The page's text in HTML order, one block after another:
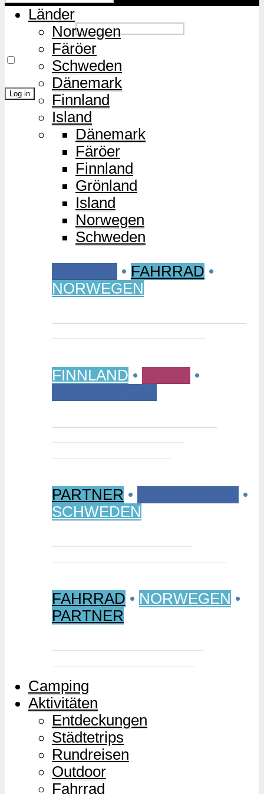
Password
Remember Me
Lost Password?
Länder
Norwegen
Färöer
Schweden
Dänemark
Finnland
Island
Dänemark
Färöer
Finnland
Grönland
Island
Norwegen
Schweden
• FAHRRAD •
NORWEGEN
FINNLAND •
•
PARTNER •
•
SCHWEDEN
FAHRRAD • NORWEGEN •
PARTNER
Camping
Aktivitäten
Entdeckungen
Städtetrips
Rundreisen
Outdoor
Fahrrad